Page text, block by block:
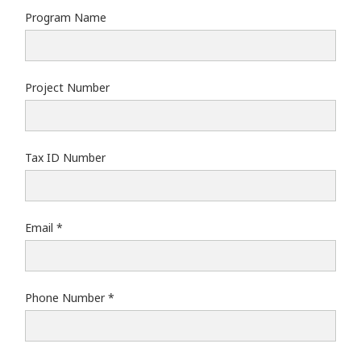
Program Name
Project Number
Tax ID Number
Email
Phone Number